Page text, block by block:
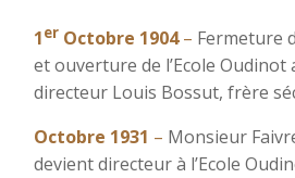
1er Octobre 1904– Fermeture
et ouverture de l’Ecole Oudinot
directeur Louis Bossut, frère
Octobre 1931 – Monsieur
devient directeur à l’Ecole